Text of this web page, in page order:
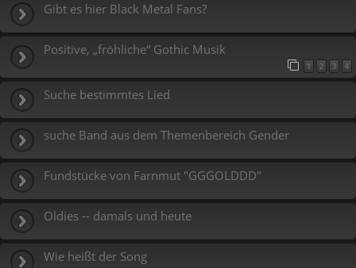
Gibt es hier Black Metal Fans?
Positive, „fröhliche“ Gothic Musik
1 2 3 4
Suche bestimmtes Lied
suche Band aus dem Themenbereich Gender
Fundstücke von Farnmut "GGGOLDDD"
Oldies -- damals und heute
Wie heißt der Song